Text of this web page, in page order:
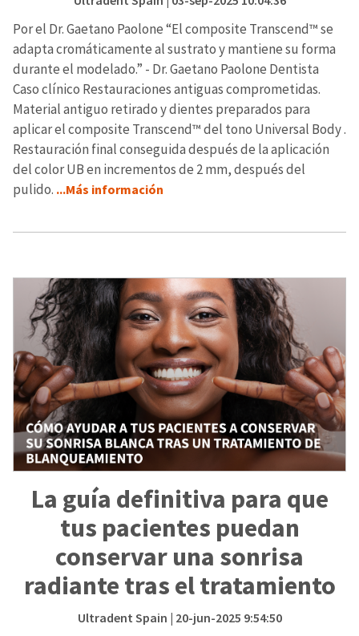
Por el Dr. Gaetano Paolone “El composite Transcend™ se
adapta cromáticamente al sustrato y mantiene su forma
durante el modelado.” - Dr. Gaetano Paolone Dentista
Caso clínico Restauraciones antiguas comprometidas.
Material antiguo retirado y dientes preparados para
aplicar el composite Transcend™ del tono Universal Body .
Restauración final conseguida después de la aplicación
del color UB en incrementos de 2 mm, después del
pulido. ...Más información
La guía definitiva para que
tus pacientes puedan
conservar una sonrisa
radiante tras el tratamiento
Ultradent Spain | 20-jun-2025 9:54:50